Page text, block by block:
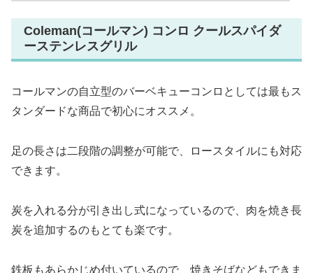
Coleman(コールマン) コンロ クールスパイダ
ーステンレスグリル
コールマンの自立型のバーベキューコンロとしては最もス
タンダードな商品で初心にオススメ。
足の長さは二段階の調整が可能で、ロースタイルにも対応
できます。
炭を入れる分が引き出し式になっているので、肉を焼き長
炭を追加するのもとても楽です。
鉄板もあらかじめ付いているので、焼きそばなどもできま